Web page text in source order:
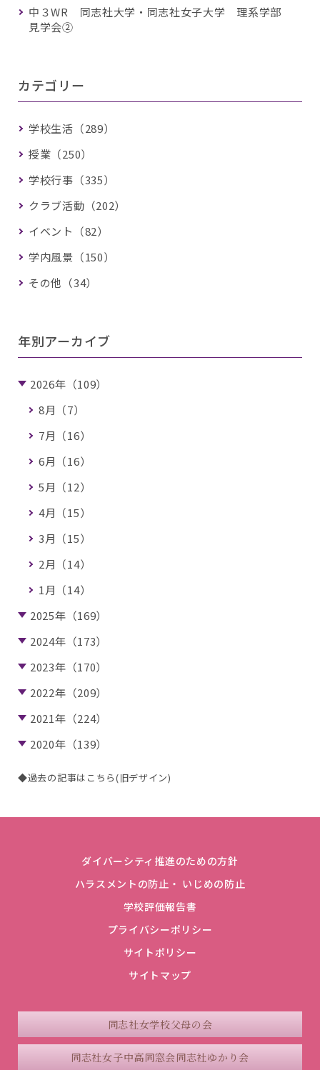
中３WR 同志社大学・同志社女子大学 理系学部
見学会②
カテゴリー
学校生活（289）
授業（250）
学校行事（335）
クラブ活動（202）
イベント（82）
学内風景（150）
その他（34）
年別アーカイブ
2026年（109）
8月（7）
7月（16）
6月（16）
5月（12）
4月（15）
3月（15）
2月（14）
1月（14）
2025年（169）
2024年（173）
2023年（170）
2022年（209）
2021年（224）
2020年（139）
◆過去の記事はこちら(旧デザイン)
ダイバーシティ推進のための方針
ハラスメントの防止・ いじめの防止
学校評価報告書
プライバシーポリシー
サイトポリシー
サイトマップ
同志社女学校父母の会
同志社女子中高同窓会同志社ゆかり会